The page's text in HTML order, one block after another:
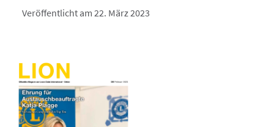
Veröffentlicht am 22. März 2023